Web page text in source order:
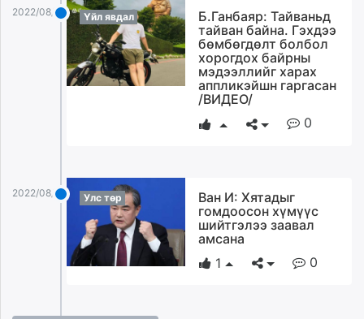
itoim.mn
tumen.mn
shuum.mn
tvmongolia.mn
tac.mn
unread.today
2022/08/04 Үйл явдал
Б.Ганбаяр: Тайваньд
тайван байна. Гэхдээ
бөмбөгдөлт болбол
хорогдох байрны
мэдээллийг харах
аппликэйшн гаргасан
/ВИДЕО/
0
2022/08/04 Улс төр
Ван И: Хятадыг
гомдоосон хүмүүс
шийтгэлээ заавал
амсана
1
0